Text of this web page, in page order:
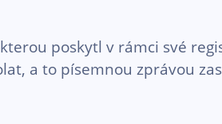
poskytl v rámci své
a to písemnou zprávou